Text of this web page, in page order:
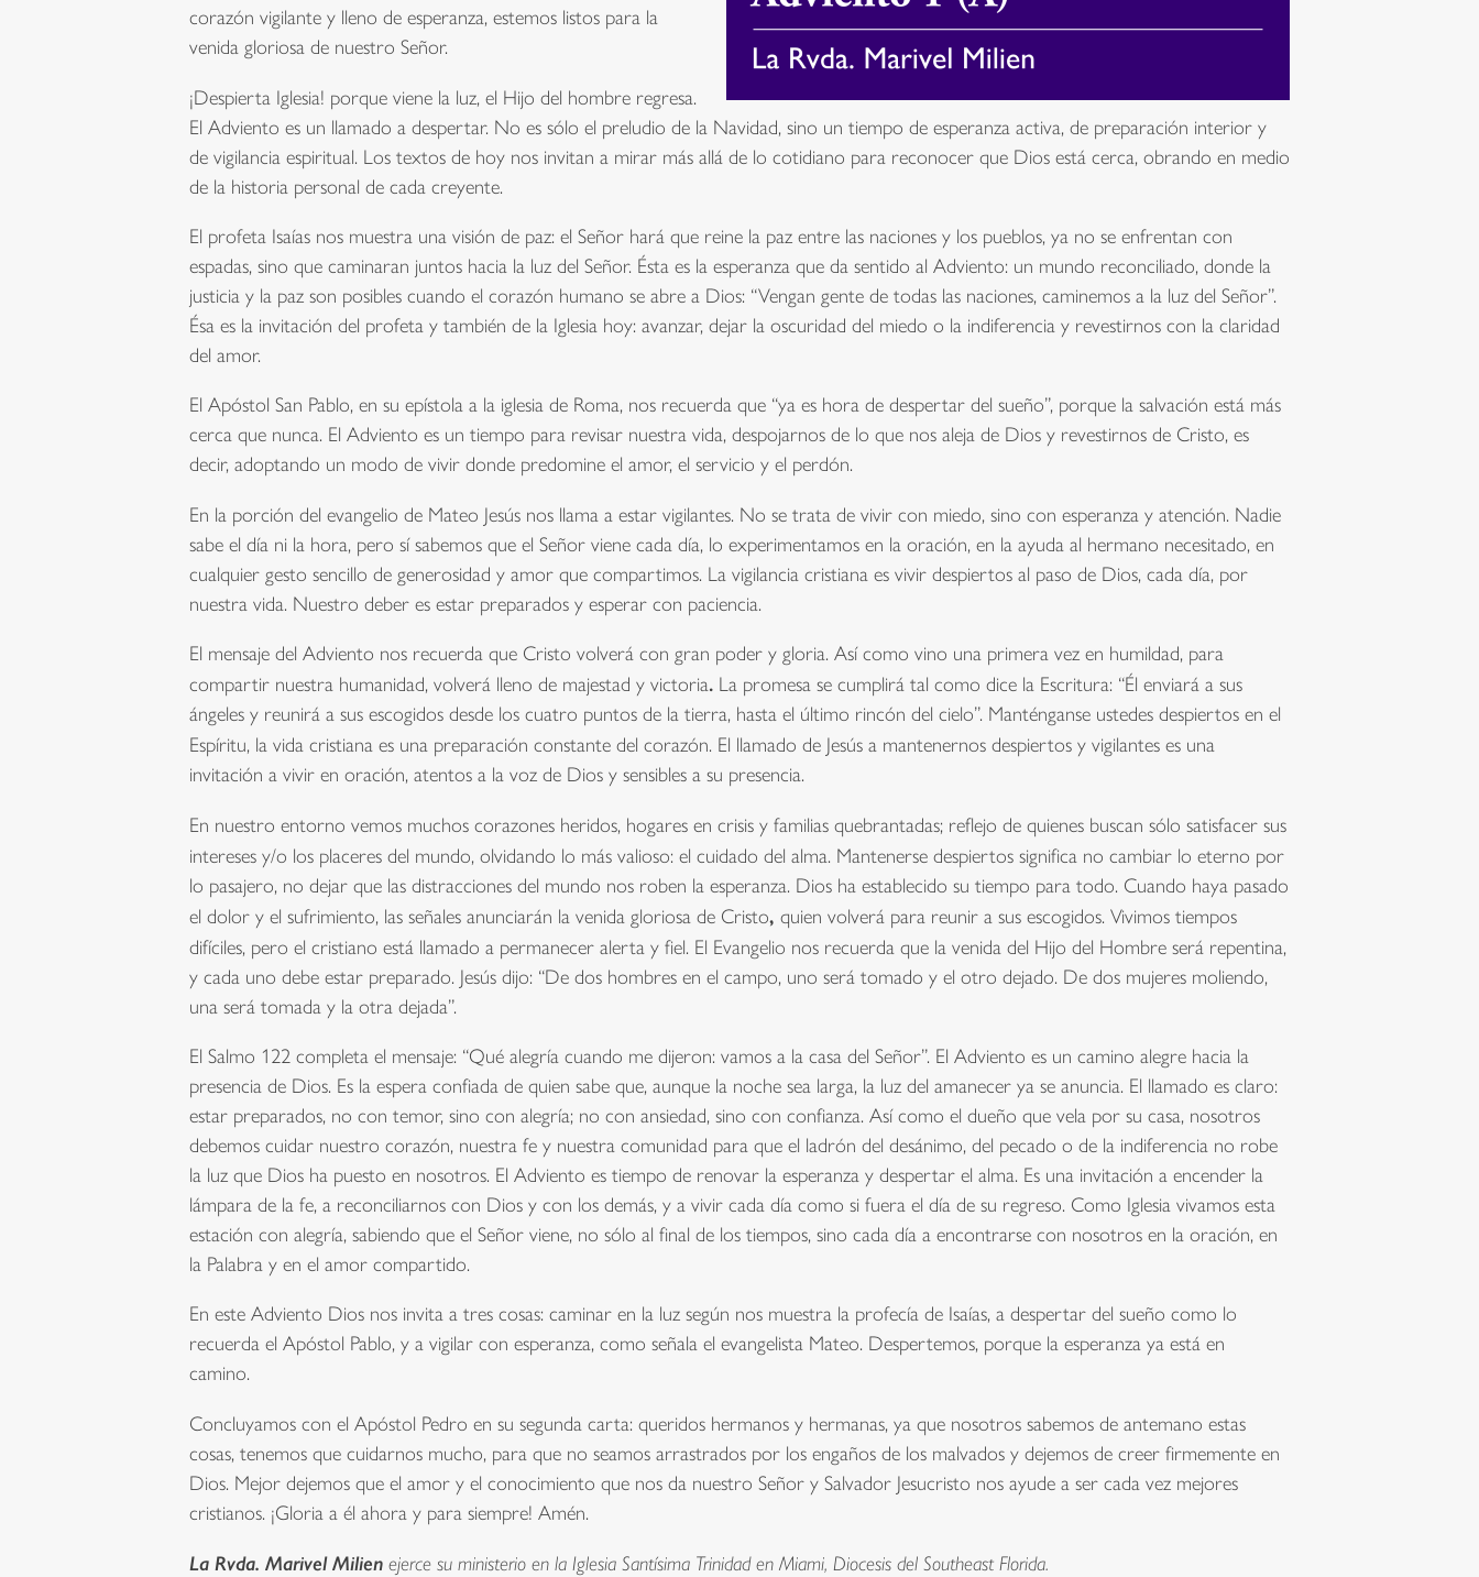
corazón vigilante y lleno de esperanza, estemos listos para la
venida gloriosa de nuestro Señor.
¡Despierta Iglesia! porque viene la luz, el Hijo del hombre regresa.
El Adviento es un llamado a despertar. No es sólo el preludio de la Navidad, sino un tiempo de esperanza activa, de preparación interior y
de vigilancia espiritual. Los textos de hoy nos invitan a mirar más allá de lo cotidiano para reconocer que Dios está cerca, obrando en medio
de la historia personal de cada creyente.
El profeta Isaías nos muestra una visión de paz: el Señor hará que reine la paz entre las naciones y los pueblos, ya no se enfrentan con
espadas, sino que caminaran juntos hacia la luz del Señor. Ésta es la esperanza que da sentido al Adviento: un mundo reconciliado, donde la
justicia y la paz son posibles cuando el corazón humano se abre a Dios: “Vengan gente de todas las naciones, caminemos a la luz del Señor”.
Ésa es la invitación del profeta y también de la Iglesia hoy: avanzar, dejar la oscuridad del miedo o la indiferencia y revestirnos con la claridad
del amor.
El Apóstol San Pablo, en su epístola a la iglesia de Roma, nos recuerda que “ya es hora de despertar del sueño”, porque la salvación está más
cerca que nunca. El Adviento es un tiempo para revisar nuestra vida, despojarnos de lo que nos aleja de Dios y revestirnos de Cristo, es
decir, adoptando un modo de vivir donde predomine el amor, el servicio y el perdón.
En la porción del evangelio de Mateo Jesús nos llama a estar vigilantes. No se trata de vivir con miedo, sino con esperanza y atención. Nadie
sabe el día ni la hora, pero sí sabemos que el Señor viene cada día, lo experimentamos en la oración, en la ayuda al hermano necesitado, en
cualquier gesto sencillo de generosidad y amor que compartimos. La vigilancia cristiana es vivir despiertos al paso de Dios, cada día, por
nuestra vida. Nuestro deber es estar preparados y esperar con paciencia.
El mensaje del Adviento nos recuerda que Cristo volverá con gran poder y gloria. Así como vino una primera vez en humildad, para
compartir nuestra humanidad, volverá lleno de majestad y victoria. La promesa se cumplirá tal como dice la Escritura: “Él enviará a sus
ángeles y reunirá a sus escogidos desde los cuatro puntos de la tierra, hasta el último rincón del cielo”. Manténganse ustedes despiertos en el
Espíritu, la vida cristiana es una preparación constante del corazón. El llamado de Jesús a mantenernos despiertos y vigilantes es una
invitación a vivir en oración, atentos a la voz de Dios y sensibles a su presencia.
En nuestro entorno vemos muchos corazones heridos, hogares en crisis y familias quebrantadas; reflejo de quienes buscan sólo satisfacer sus
intereses y/o los placeres del mundo, olvidando lo más valioso: el cuidado del alma. Mantenerse despiertos significa no cambiar lo eterno por
lo pasajero, no dejar que las distracciones del mundo nos roben la esperanza. Dios ha establecido su tiempo para todo. Cuando haya pasado
el dolor y el sufrimiento, las señales anunciarán la venida gloriosa de Cristo, quien volverá para reunir a sus escogidos. Vivimos tiempos
difíciles, pero el cristiano está llamado a permanecer alerta y fiel. El Evangelio nos recuerda que la venida del Hijo del Hombre será repentina,
y cada uno debe estar preparado. Jesús dijo: “De dos hombres en el campo, uno será tomado y el otro dejado. De dos mujeres moliendo,
una será tomada y la otra dejada”.
El Salmo 122 completa el mensaje: “Qué alegría cuando me dijeron: vamos a la casa del Señor”. El Adviento es un camino alegre hacia la
presencia de Dios. Es la espera confiada de quien sabe que, aunque la noche sea larga, la luz del amanecer ya se anuncia. El llamado es claro:
estar preparados, no con temor, sino con alegría; no con ansiedad, sino con confianza. Así como el dueño que vela por su casa, nosotros
debemos cuidar nuestro corazón, nuestra fe y nuestra comunidad para que el ladrón del desánimo, del pecado o de la indiferencia no robe
la luz que Dios ha puesto en nosotros. El Adviento es tiempo de renovar la esperanza y despertar el alma. Es una invitación a encender la
lámpara de la fe, a reconciliarnos con Dios y con los demás, y a vivir cada día como si fuera el día de su regreso. Como Iglesia vivamos esta
estación con alegría, sabiendo que el Señor viene, no sólo al final de los tiempos, sino cada día a encontrarse con nosotros en la oración, en
la Palabra y en el amor compartido.
En este Adviento Dios nos invita a tres cosas: caminar en la luz según nos muestra la profecía de Isaías, a despertar del sueño como lo
recuerda el Apóstol Pablo, y a vigilar con esperanza, como señala el evangelista Mateo. Despertemos, porque la esperanza ya está en
camino.
Concluyamos con el Apóstol Pedro en su segunda carta: queridos hermanos y hermanas, ya que nosotros sabemos de antemano estas
cosas, tenemos que cuidarnos mucho, para que no seamos arrastrados por los engaños de los malvados y dejemos de creer firmemente en
Dios. Mejor dejemos que el amor y el conocimiento que nos da nuestro Señor y Salvador Jesucristo nos ayude a ser cada vez mejores
cristianos. ¡Gloria a él ahora y para siempre! Amén.
La Rvda. Marivel Milien ejerce su ministerio en la Iglesia Santísima Trinidad en Miami, Diocesis del Southeast Florida.